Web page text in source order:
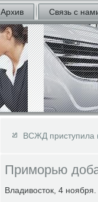
Архив Связь с
ВСЖД приступила
Приморью
Владивосток, 4 ноября.